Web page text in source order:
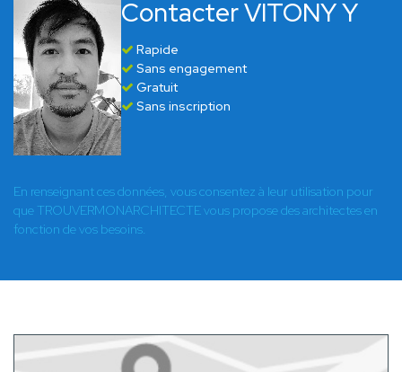
Contacter VITONY Y
Rapide
Sans engagement
Gratuit
Sans inscription
En renseignant ces données, vous consentez à leur utilisation pour
que TROUVERMONARCHITECTE vous propose des architectes en
fonction de vos besoins.